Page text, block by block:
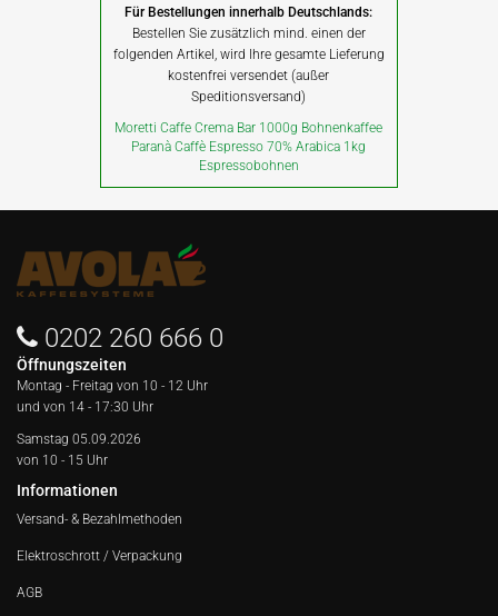
Für Bestellungen innerhalb Deutschlands:
Bestellen Sie zusätzlich mind. einen der
folgenden Artikel, wird Ihre gesamte Lieferung
kostenfrei versendet (außer
Speditionsversand)
Moretti Caffe Crema Bar 1000g Bohnenkaffee
Paranà Caffè Espresso 70% Arabica 1kg
Espressobohnen
0202 260 666 0
Öffnungszeiten
Montag - Freitag von 10 - 12 Uhr
und von 14 - 17:30 Uhr
Samstag 05.09.2026
von 10 - 15 Uhr
Informationen
Versand- & Bezahlmethoden
Elektroschrott / Verpackung
AGB